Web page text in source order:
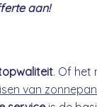
aan!
. Of het
van